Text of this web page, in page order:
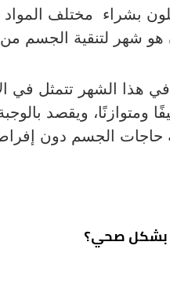
بشراء مختلف المواد
هو شهر لتنقية الجسم
الشهر تتمثل في
ومتوازنًا، ويقصد
حاجات الجسم دون
بشكل صحي؟